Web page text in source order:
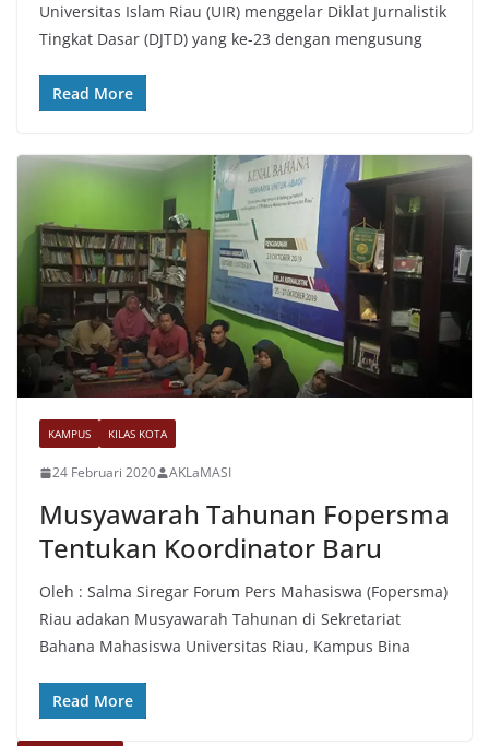
Universitas Islam Riau (UIR) menggelar Diklat Jurnalistik
Tingkat Dasar (DJTD) yang ke-23 dengan mengusung
Read More
KAMPUS KILAS KOTA
24 Februari 2020 AKLaMASI
Musyawarah Tahunan Fopersma
Tentukan Koordinator Baru
Oleh : Salma Siregar Forum Pers Mahasiswa (Fopersma)
Riau adakan Musyawarah Tahunan di Sekretariat
Bahana Mahasiswa Universitas Riau, Kampus Bina
Read More